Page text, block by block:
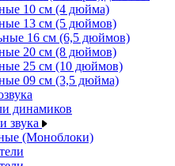
10 см (4 дюйма)
13 см (5 дюймов)
16 см (6,5 дюймов)
20 см (8 дюймов)
25 см (10 дюймов)
09 см (3,5 дюйма)
динамиков
звука
(Моноблоки)